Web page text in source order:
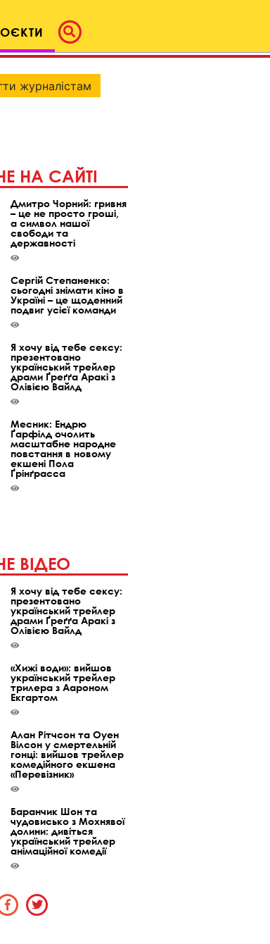
журналістам
НА САЙТІ
Дмитро Чорний: гривня
– це не просто гроші,
а символ нашої
свободи та
державності
Сергій Степаненко:
сьогодні знімати кіно в
Україні – це щоденний
подвиг усієї команди
Я хочу від тебе сексу:
презентовано
український трейлер
драми Ґреґґа Аракі з
Олівією Вайлд
Месник: Ендрю
Ґарфілд очолить
масштабне народне
повстання в новому
екшені Пола
Ґрінґрасса
ВІДЕО
Я хочу від тебе сексу:
презентовано
український трейлер
драми Ґреґґа Аракі з
Олівією Вайлд
«Хижі води»: вийшов
український трейлер
трилера з Аароном
Екгартом
Алан Рітчсон та Оуен
Вілсон у смертельній
гонці: вийшов трейлер
комедійного екшена
«Перевізник»
Баранчик Шон та
чудовисько з Мохнявої
долини: дивіться
український трейлер
анімаційної комедії